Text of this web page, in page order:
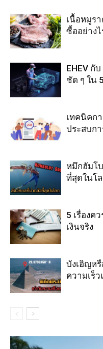
เนื้อหมูร
ซื้ออย่าง
EHEV กั
ชัด ๆ ใน
เทคนิคก
ประสบก
หมึกฮัมโ
ที่สุดในโ
5 เรื่องค
เงินจริง
บังเอิญห
ความเร็ว